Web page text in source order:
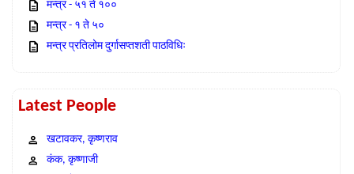
मन्त्र - ५१ ते १००
मन्त्र - १ ते ५०
मन्त्र प्रतिलोम दुर्गासप्तशती पाठविधिः
Latest People
खटावकर, कृष्णराव
कंक, कृष्णाजी